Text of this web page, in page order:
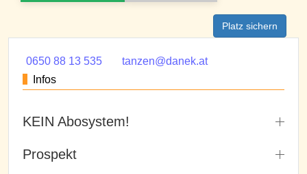
Platz sichern
0650 88 13 535
tanzen@danek.at
Infos
KEIN Abosystem!
Prospekt